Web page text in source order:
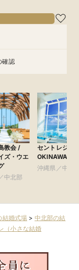
確認
教会 /
ズ・ウエ
中北部
セントレジェ
OKINAWA
沖縄県／中北
結婚式場 > 中北部の結
（小さな結婚